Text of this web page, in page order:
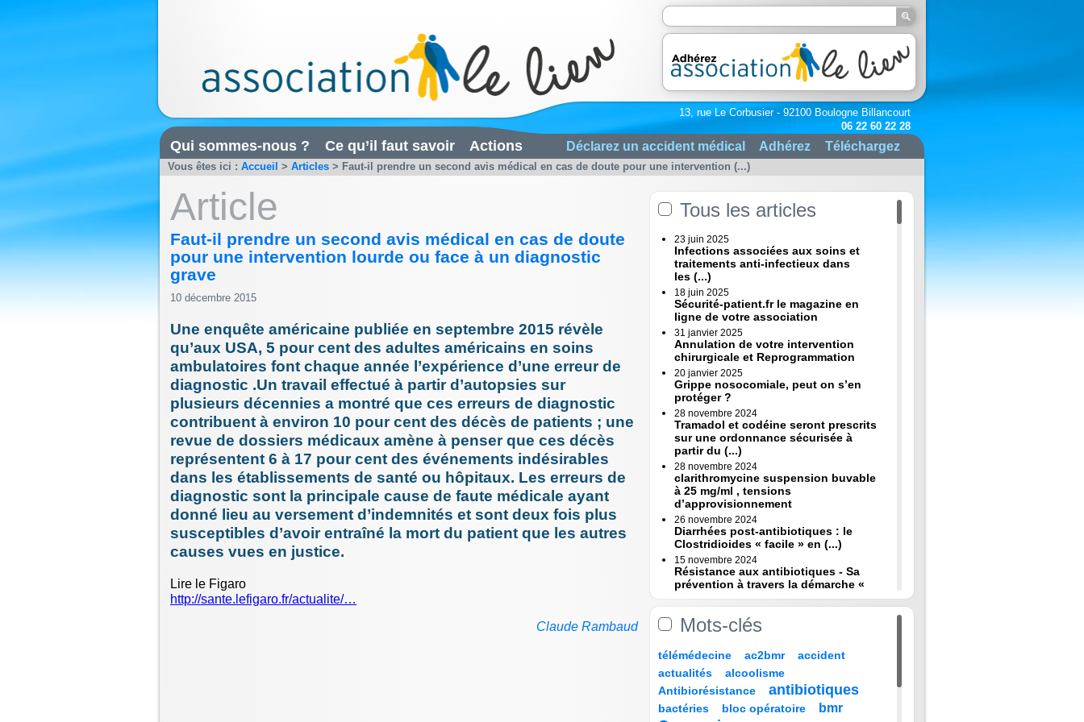
13, rue Le Corbusier - 92100 Boulogne Billancourt
06 22 60 22 28
Qui sommes-nous ? Ce qu’il faut savoir Actions Déclarez un accident médical Adhérez Téléchargez
Vous êtes ici : Accueil > Articles > Faut-il prendre un second avis médical en cas de doute pour une intervention (...)
Article
Faut-il prendre un second avis médical en cas de doute
pour une intervention lourde ou face à un diagnostic
grave
10 décembre 2015
Une enquête américaine publiée en septembre 2015 révèle
qu’aux USA, 5 pour cent des adultes américains en soins
ambulatoires font chaque année l’expérience d’une erreur de
diagnostic .Un travail effectué à partir d’autopsies sur
plusieurs décennies a montré que ces erreurs de diagnostic
contribuent à environ 10 pour cent des décès de patients ; une
revue de dossiers médicaux amène à penser que ces décès
représentent 6 à 17 pour cent des événements indésirables
dans les établissements de santé ou hôpitaux. Les erreurs de
diagnostic sont la principale cause de faute médicale ayant
donné lieu au versement d’indemnités et sont deux fois plus
susceptibles d’avoir entraîné la mort du patient que les autres
causes vues en justice.
Lire le Figaro
http://sante.lefigaro.fr/actualite/…
Claude Rambaud
Tous les articles
23 juin 2025
Infections associées aux soins et
traitements anti-infectieux dans
les (...)
18 juin 2025
Sécurité-patient.fr le magazine en
ligne de votre association
31 janvier 2025
Annulation de votre intervention
chirurgicale et Reprogrammation
20 janvier 2025
Grippe nosocomiale, peut on s’en
protéger ?
28 novembre 2024
Tramadol et codéine seront prescrits
sur une ordonnance sécurisée à
partir du (...)
28 novembre 2024
clarithromycine suspension buvable
à 25 mg/ml , tensions
d’approvisionnement
26 novembre 2024
Diarrhées post-antibiotiques : le
Clostridioides « facile » en (...)
15 novembre 2024
Résistance aux antibiotiques - Sa
prévention à travers la démarche «
Une (...)
Erreurs de diagnostic en médecine
23 octobre 2024
Erreurs médicales : « quand leur vie
bascule » sur TF1 mardi 22 (...)
17 octobre 2024
Tramadol, codeine : de nouvelles
mesures pour prévenir la
Mots-clés
10/198
télémédecine
18/198 ac2bmr
22/198 accident
28/198
actualités
24/198 alcoolisme
10/198
Antibiorésistance
82/198 antibiotiques
10/198
bactéries
10/198 bloc opératoire
50/198 bmr
81/198